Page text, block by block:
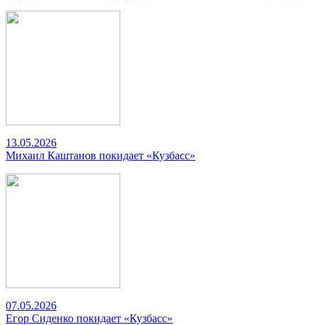
13.05.2026
Михаил Каштанов покидает «Кузбасс»
07.05.2026
Егор Сиденко покидает «Кузбасс»